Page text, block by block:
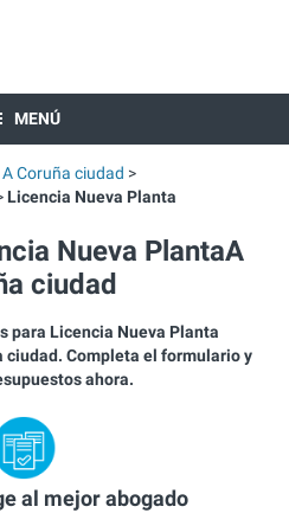
MENÚ
A Coruña ciudad
Licencia Nueva Planta
Nueva PlantaA
ciudad
para Licencia Nueva Planta
ciudad. Completa el formulario y
ahora.
al mejor abogado